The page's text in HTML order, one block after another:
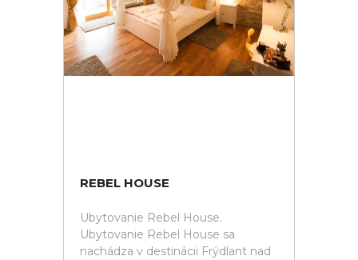
REBEL HOUSE
Ubytovanie Rebel House.
Ubytovanie Rebel House sa
nachádza v destinácii Frýdlant nad